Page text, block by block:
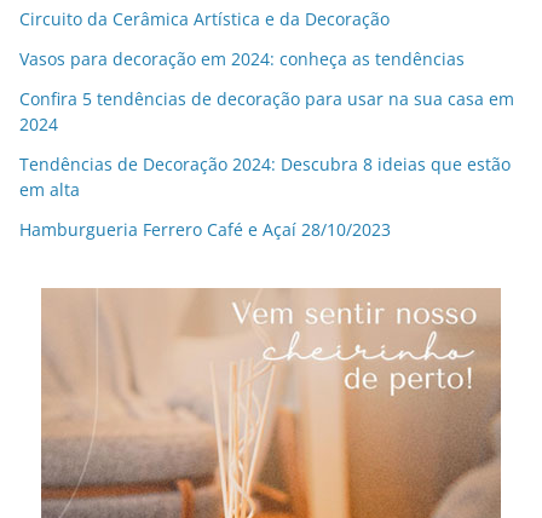
Circuito da Cerâmica Artística e da Decoração
Vasos para decoração em 2024: conheça as tendências
Confira 5 tendências de decoração para usar na sua casa em
2024
Tendências de Decoração 2024: Descubra 8 ideias que estão
em alta
Hamburgueria Ferrero Café e Açaí 28/10/2023